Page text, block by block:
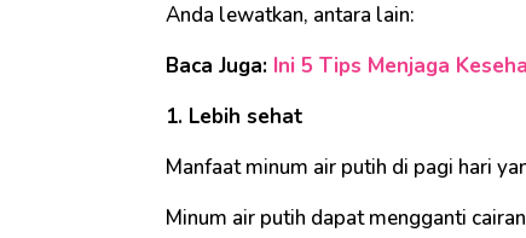
Anda lewatkan, antara lain:
Baca Juga: Ini 5 Tips Menjaga
1. Lebih sehat
Manfaat minum air putih di pagi hari
Minum air putih dapat mengganti